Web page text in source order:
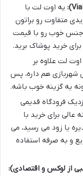
یه اوت لت با
متفاوت رو براتون
جنس خوب رو با قیمت
خرید پوشاک برید.
اوت لت علاوه بر
شهربازی هم داره، پس
یه گزینه خوب باشه.
فرودگاه قدیمی
عالی برای خرید با
یا زود می رسید، می
و به صرفه استفاده
از لوکس و اقتصادی):